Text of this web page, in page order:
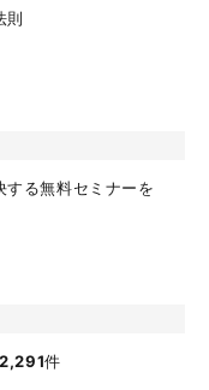
則
する無料セミナーを
件